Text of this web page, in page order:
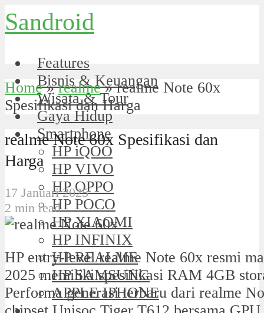
Sandroid
Features
Bisnis & Keuangan
Wisata & Tour
Gaya Hidup
Smartphone
HP iQOO
HP VIVO
HP OPPO
HP POCO
HP XIAOMI
HP INFINIX
HP REALME
HP SAMSUNG
APPLE IPHONE
Home»realme»realme Note 60x
Spesifikasi dan Harga
realme Note 60x Spesifikasi dan
Harga
17 Januari 2025
2 min read
HP entry-level realme Note 60x resmi
2025 memiliki spesifikasi RAM 4GB
Performa generasi terbaru dari realme